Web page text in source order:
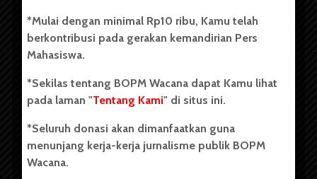
berdiri pada 1 Juli 1995.
Kontribusi
Info Iklan
Pedoman Media Siber
*Mulai dengan minimal Rp10 ribu, Kamu telah
berkontribusi pada gerakan kemandirian Pers
Mahasiswa.
*Sekilas tentang BOPM Wacana dapat Kamu lihat
pada laman "Tentang Kami" di situs ini.
*Seluruh donasi akan dimanfaatkan guna
menunjang kerja-kerja jurnalisme publik BOPM
Wacana.